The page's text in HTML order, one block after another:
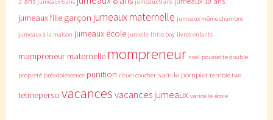
jumeaux fille garçon jumeaux maternelle jumeaux même chambre
jumeaux à la maison jumeaux école jumelle little boy livres enfants
mampreneur maternelle mompreneur noël poussette double
propreté préadolescence punition rituel coucher sam le pompier terrible two
tetineperso vacances vacances jumeaux varicelle école